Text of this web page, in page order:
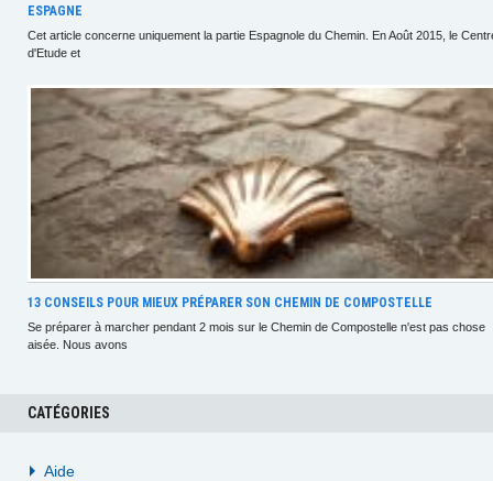
ESPAGNE
Cet article concerne uniquement la partie Espagnole du Chemin. En Août 2015, le
d'Etude et
13 CONSEILS POUR MIEUX PRÉPARER SON CHEMIN DE COMPOSTELLE
Se préparer à marcher pendant 2 mois sur le Chemin de Compostelle n'est pas chose
aisée. Nous avons
CATÉGORIES
Aide